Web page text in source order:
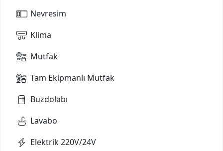
Nevresim
Klima
Mutfak
Tam Ekipmanlı Mutfak
Buzdolabı
Lavabo
Elektrik 220V/24V